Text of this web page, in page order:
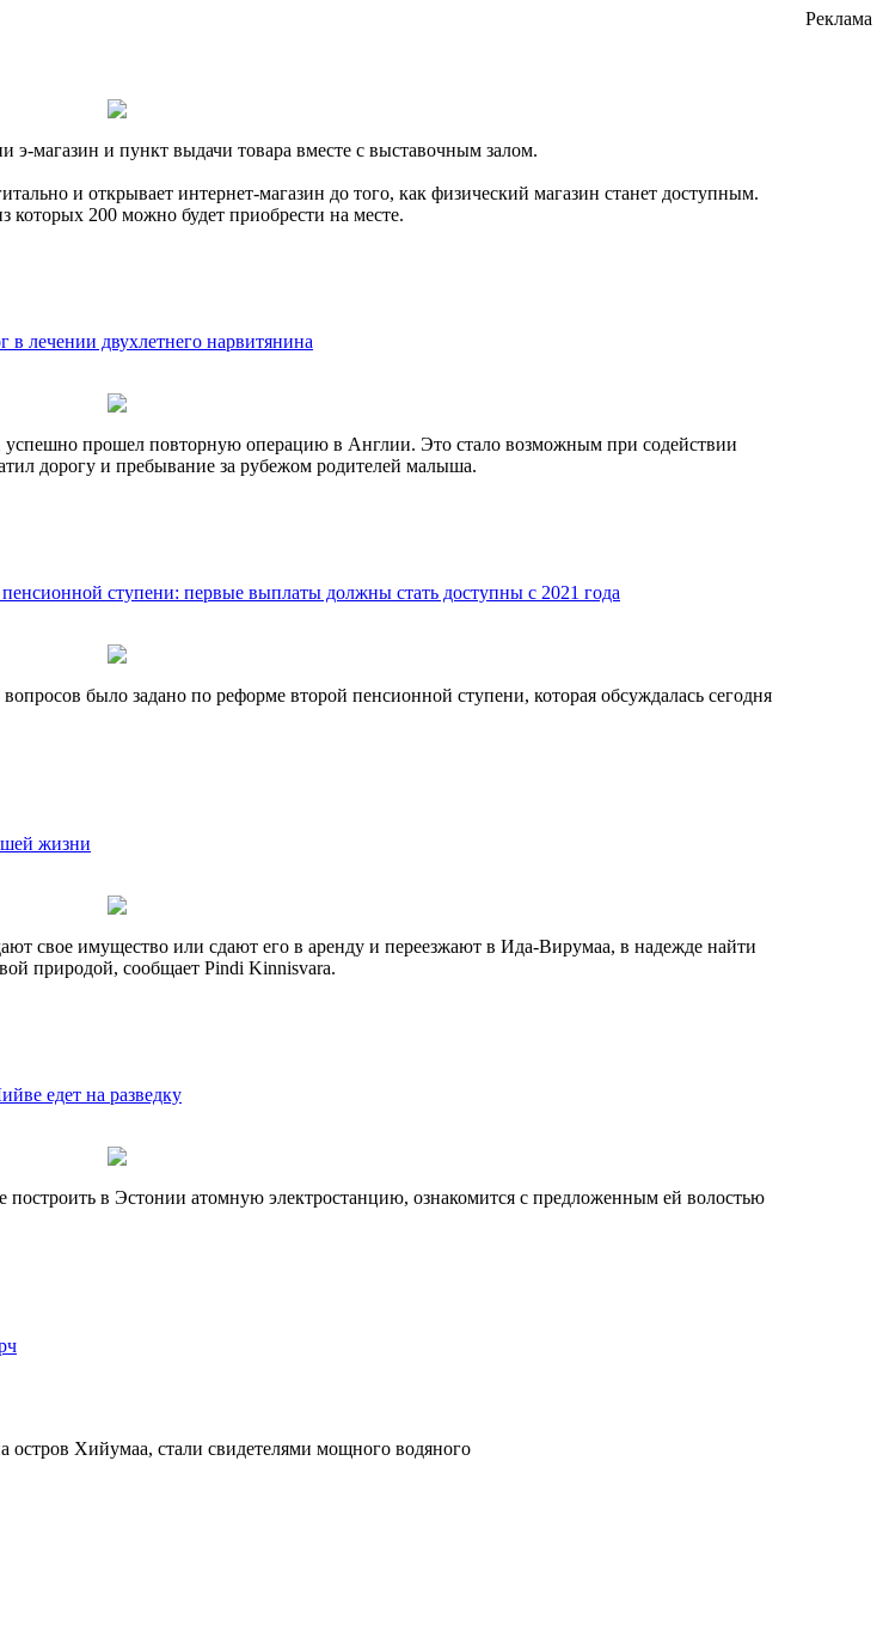
э-магазин и пункт выдачи товара вместе с выставочным залом.
и открывает интернет-магазин до того, как физический магазин станет доступным.
которых 200 можно будет приобрести на месте.
лечении двухлетнего нарвитянина
прошел повторную операцию в Англии. Это стало возможным при содействии
дорогу и пребывание за рубежом родителей малыша.
ступени: первые выплаты должны стать доступны с 2021 года
было задано по реформе второй пенсионной ступени, которая обсуждалась сегодня
жизни
свое имущество или сдают его в аренду и переезжают в Ида-Вирумаа, в надежде найти
природой, сообщает Pindi Kinnisvara.
едет на разведку
в Эстонии атомную электростанцию, ознакомится с предложенным ей волостью
Хийумаа, стали свидетелями мощного водяного
Реклама